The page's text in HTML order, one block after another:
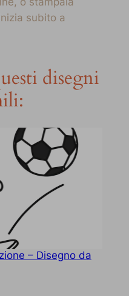
subito a
disegni
– Disegno da